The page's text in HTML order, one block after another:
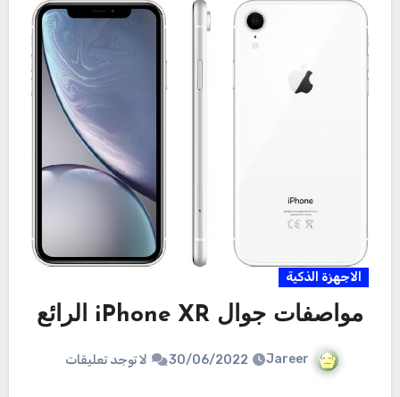
الاجهزة الذكية
مواصفات جوال iPhone XR الرائع
Jareer
30/06/2022 لا توجد تعليقات